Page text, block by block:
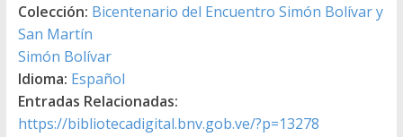
Colección: Bicentenario del Encuentro Simón Bolívar y
San Martín
Simón Bolívar
Idioma: Español
Entradas Relacionadas:
https://bibliotecadigital.bnv.gob.ve/?p=13278